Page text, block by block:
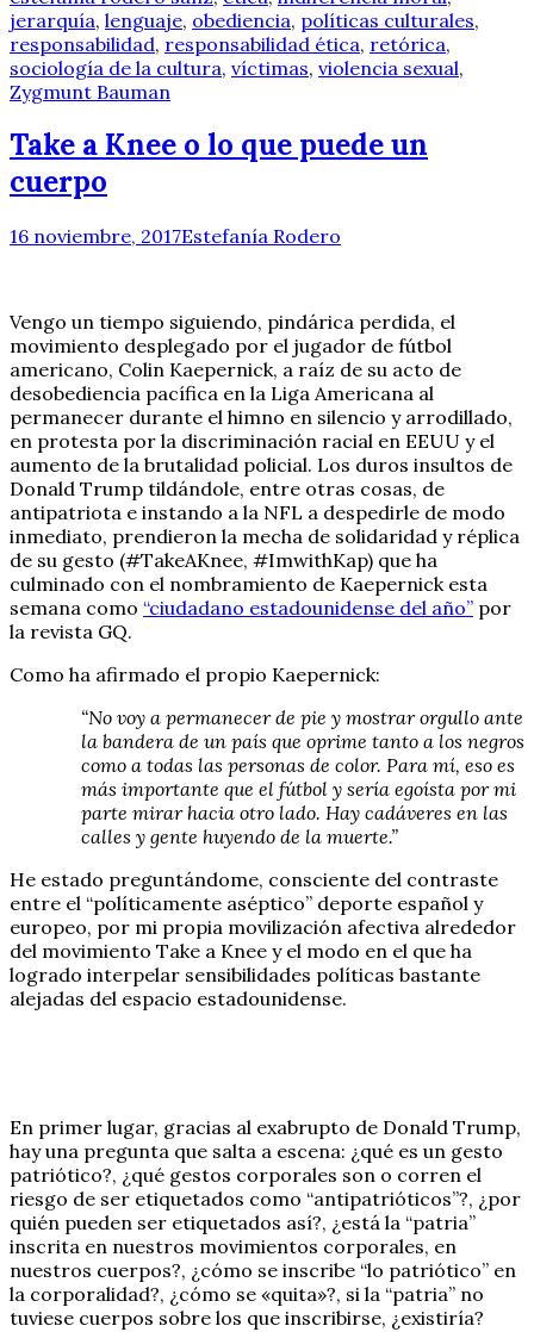
jerarquía, lenguaje, obediencia, políticas culturales,
responsabilidad, responsabilidad ética, retórica,
sociología de la cultura, víctimas, violencia sexual,
Zygmunt Bauman
Take a Knee o lo que puede un
cuerpo
16 noviembre, 2017Estefanía Rodero
Vengo un tiempo siguiendo, pindárica perdida, el
movimiento desplegado por el jugador de fútbol
americano, Colin Kaepernick, a raíz de su acto de
desobediencia pacífica en la Liga Americana al
permanecer durante el himno en silencio y arrodillado,
en protesta por la discriminación racial en EEUU y el
aumento de la brutalidad policial. Los duros insultos de
Donald Trump tildándole, entre otras cosas, de
antipatriota e instando a la NFL a despedirle de modo
inmediato, prendieron la mecha de solidaridad y réplica
de su gesto (#TakeAKnee, #ImwithKap) que ha
culminado con el nombramiento de Kaepernick esta
semana como “ciudadano estadounidense del año” por
la revista GQ.
Como ha afirmado el propio Kaepernick:
“No voy a permanecer de pie y mostrar orgullo ante
la bandera de un país que oprime tanto a los negros
como a todas las personas de color. Para mí, eso es
más importante que el fútbol y sería egoísta por mi
parte mirar hacia otro lado. Hay cadáveres en las
calles y gente huyendo de la muerte.”
He estado preguntándome, consciente del contraste
entre el “políticamente aséptico” deporte español y
europeo, por mi propia movilización afectiva alrededor
del movimiento Take a Knee y el modo en el que ha
logrado interpelar sensibilidades políticas bastante
alejadas del espacio estadounidense.
En primer lugar, gracias al exabrupto de Donald Trump,
hay una pregunta que salta a escena: ¿qué es un gesto
patriótico?, ¿qué gestos corporales son o corren el
riesgo de ser etiquetados como “antipatrióticos”?, ¿por
quién pueden ser etiquetados así?, ¿está la “patria”
inscrita en nuestros movimientos corporales, en
nuestros cuerpos?, ¿cómo se inscribe “lo patriótico” en
la corporalidad?, ¿cómo se «quita»?, si la “patria” no
tuviese cuerpos sobre los que inscribirse, ¿existiría?